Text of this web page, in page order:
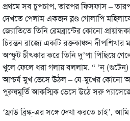
প্রথমে সব চুপচাপ, তারপর ফিসফাস –
দেখতে পেলাম একজন ব্লণ্ড গোলাপি
জ্যোতিতে তিনি রেমব্রান্টের কোনো
চিরন্তন রাজ্যে একটি রক্তকাঞ্চন
অস্ফুট চীৎকার করে তিনি দু’পা পিছিয়ে
খুলে ফেলে ধরা গলায় বললাম, “ ’ন্‌
আশ্চর্য মুখ ভেসে উঠল – যে-মুখের কোনো
পুরুষমূর্তি আকস্মিক ভেসে উঠে সরু
‘ফ্রাউ ব্রিঙ্ক্‌-এর সঙ্গে দেখা করতে চাই’,